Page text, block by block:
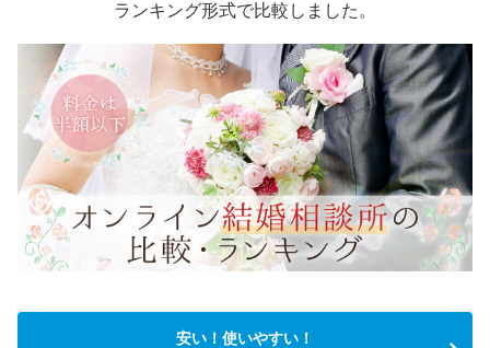
ランキング形式で比較しました。
安い！使いやすい！